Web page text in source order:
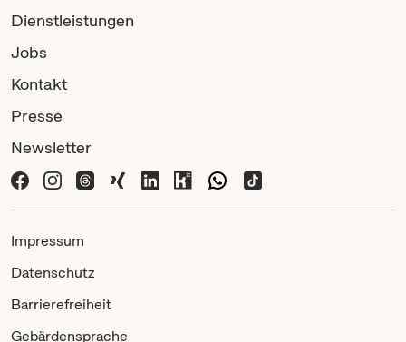
Dienstleistungen
Jobs
Kontakt
Presse
Newsletter
Impressum
Datenschutz
Barrierefreiheit
Gebärdensprache